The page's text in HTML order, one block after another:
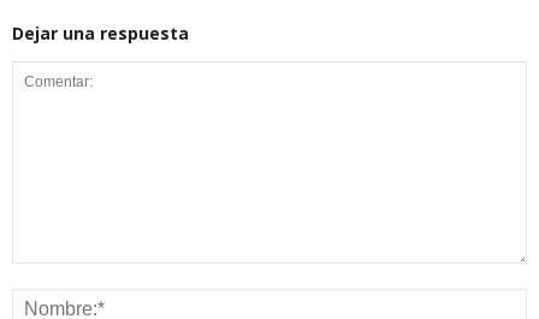
Dejar una respuesta